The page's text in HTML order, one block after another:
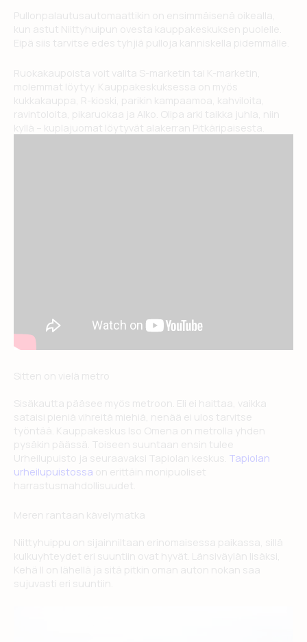
Pullonpalautusautomaattikin on ensimmäisenä oikealla,
kun astut Niittyhuipun ovesta kauppakeskuksen puolelle.
Eipä siis tarvitse edes tyhjiä pulloja kanniskella pidemmälle.
Ruokakaupoista voit valita S-marketin tai K-marketin,
molemmat löytyy. Kauppakeskuksessa on myös
kukkakauppa, R-kioski, parikin kampaamoa, kahviloita,
ravintoloita, pikaruokaa ja Alko. Olipa arki taikka juhla, niin
kyllä – kuplajuomat löytyvät alakerran Pitkäripaisesta.
Sitten on vielä metro
Sisäkautta pääsee myös metroon. Eli ei haittaa, vaikka
sataisi pieniä vihreitä miehiä, nenää ei ulos tarvitse
työntää. Kauppakeskus Iso Omena on metrolla yhden
pysäkin päässä. Toiseen suuntaan ensin tulee
Urheilupuisto ja seuraavaksi Tapiolan keskus. Tapiolan
urheilupuistossa on erittäin monipuoliset
harrastusmahdollisuudet.
Meren rantaan kävelymatka
Niittyhuippu on sijainniltaan erinomaisessa paikassa, sillä
kulkuyhteydet eri suuntiin ovat hyvät. Länsiväylän lisäksi,
Kehä II on lähellä ja sitä pitkin oman auton nokan saa
sujuvasti eri suuntiin.